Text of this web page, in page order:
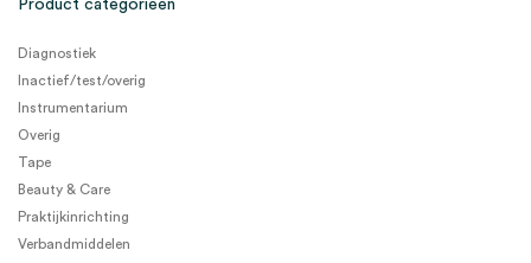
Product categorieën
Diagnostiek
Inactief/test/overig
Instrumentarium
Overig
Tape
Beauty & Care
Praktijkinrichting
Verbandmiddelen